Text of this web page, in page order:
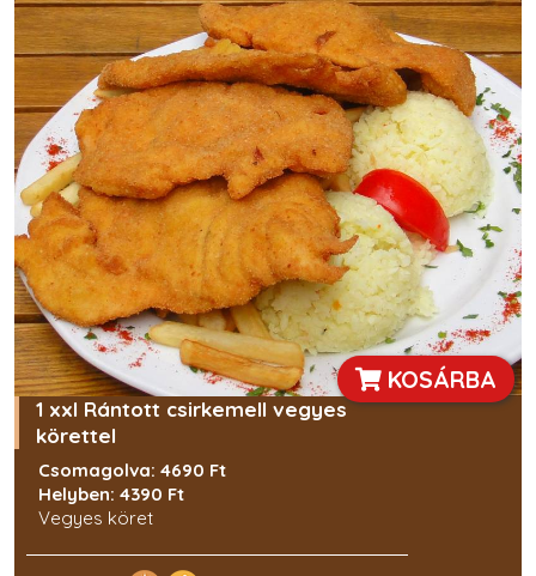
KOSÁRBA
1 xxl Rántott csirkemell vegyes
körettel
Csomagolva: 4690 Ft
Helyben: 4390 Ft
Vegyes köret